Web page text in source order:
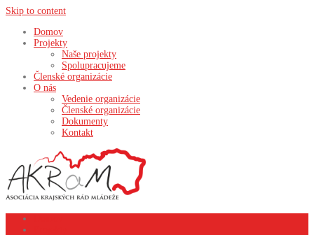
Skip to content
Domov
Projekty
Naše projekty
Spolupracujeme
Členské organizácie
O nás
Vedenie organizácie
Členské organizácie
Dokumenty
Kontakt